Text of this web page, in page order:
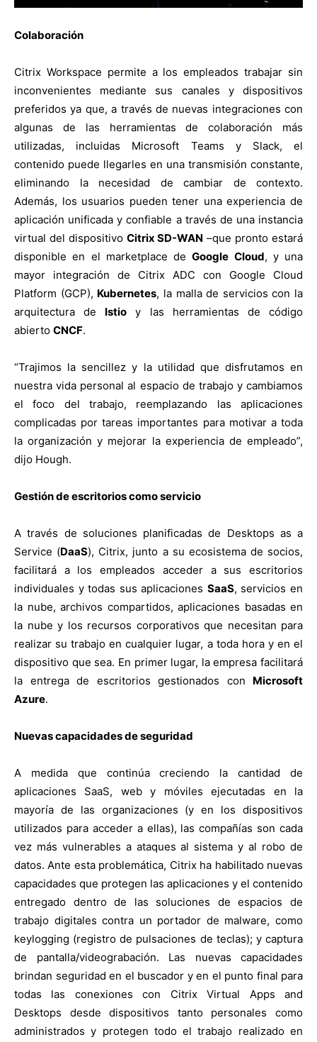
Colaboración
Citrix Workspace permite a los empleados trabajar sin
inconvenientes mediante sus canales y dispositivos
preferidos ya que, a través de nuevas integraciones con
algunas de las herramientas de colaboración más
utilizadas, incluidas Microsoft Teams y Slack, el
contenido puede llegarles en una transmisión constante,
eliminando la necesidad de cambiar de contexto.
Además, los usuarios pueden tener una experiencia de
aplicación unificada y confiable a través de una instancia
virtual del dispositivo Citrix SD-WAN –que pronto estará
disponible en el marketplace deGoogle Cloud, y una
mayor integración de Citrix ADC con Google Cloud
Platform (GCP), Kubernetes, la malla de servicios con la
arquitectura de Istio y las herramientas de código
abierto CNCF.
“Trajimos la sencillez y la utilidad que disfrutamos en
nuestra vida personal al espacio de trabajo y cambiamos
el foco del trabajo, reemplazando las aplicaciones
complicadas por tareas importantes para motivar a toda
la organización y mejorar la experiencia de empleado”,
dijo Hough.
Gestión de escritorios como servicio
A través de soluciones planificadas de Desktops as a
Service (DaaS), Citrix, junto a su ecosistema de socios,
facilitará a los empleados acceder a sus escritorios
individuales y todas sus aplicaciones SaaS, servicios en
la nube, archivos compartidos, aplicaciones basadas en
la nube y los recursos corporativos que necesitan para
realizar su trabajo en cualquier lugar, a toda hora y en el
dispositivo que sea. En primer lugar, la empresa facilitará
la entrega de escritorios gestionados con Microsoft
Azure.
Nuevas capacidades de seguridad
A medida que continúa creciendo la cantidad de
aplicaciones SaaS, web y móviles ejecutadas en la
mayoría de las organizaciones (y en los dispositivos
utilizados para acceder a ellas), las compañías son cada
vez más vulnerables a ataques al sistema y al robo de
datos. Ante esta problemática, Citrix ha habilitado nuevas
capacidades que protegen las aplicaciones y el contenido
entregado dentro de las soluciones de espacios de
trabajo digitales contra un portador de malware, como
keylogging (registro de pulsaciones de teclas); y captura
de pantalla/videograbación. Las nuevas capacidades
brindan seguridad en el buscador y en el punto final para
todas las conexiones con Citrix Virtual Apps and
Desktops desde dispositivos tanto personales como
administrados y protegen todo el trabajo realizado en